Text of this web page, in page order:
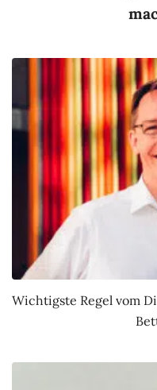
Wichtigste Regel vom